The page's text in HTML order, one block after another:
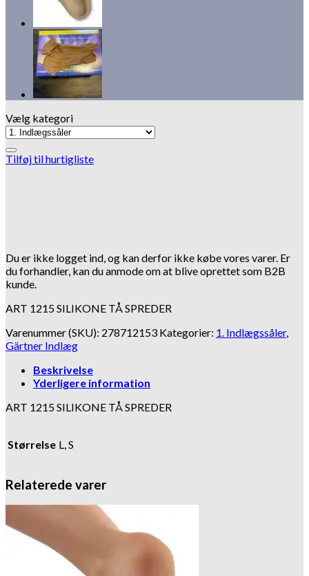
Vælg kategori
Tilføj til hurtigliste
Du er ikke logget ind, og kan derfor ikke købe vores varer. Er
du forhandler, kan du anmode om at blive oprettet som B2B
kunde.
ART 1215 SILIKONE TÅ SPREDER
Varenummer (SKU): 278712153 Kategorier: 1. Indlægssåler,
Gärtner Indlæg
Beskrivelse
Yderligere information
ART 1215 SILIKONE TÅ SPREDER
Størrelse L, S
Relaterede varer